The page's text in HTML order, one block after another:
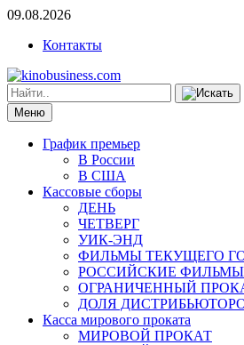
09.08.2026
Контакты
Меню
График премьер
В России
В США
Кассовые сборы
ДЕНЬ
ЧЕТВЕРГ
УИК-ЭНД
ФИЛЬМЫ ТЕКУЩЕГО
РОССИЙСКИЕ ФИЛЬМЫ
ОГРАНИЧЕННЫЙ
ДОЛЯ
Касса мирового проката
МИРОВОЙ ПРОКАТ